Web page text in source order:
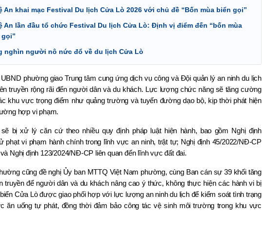
An khai mạc Festival Du lịch Cửa Lò 2026 với chủ đề “Bốn mùa biển gọi”
An lần đầu tổ chức Festival Du lịch Cửa Lò: Định vị điểm đến “bốn mùa
nghìn người nô nức đổ về du lịch Cửa Lò
phường giao Trung tâm cung ứng dịch vụ công và Đội quản lý an ninh du lịch
truyền rộng rãi đến người dân và du khách. Lực lượng chức năng sẽ tăng cường
khu vực trọng điểm như quảng trường và tuyến đường dạo bộ, kịp thời phát hiện
hợp vi phạm.
bị xử lý căn cứ theo nhiều quy định pháp luật hiện hành, bao gồm Nghị định
phạt vi phạm hành chính trong lĩnh vực an ninh, trật tự; Nghị định 45/2022/NĐ-CP
Nghị định 123/2024/NĐ-CP liên quan đến lĩnh vực đất đai.
cũng đề nghị Ủy ban MTTQ Việt Nam phường, cùng Ban cán sự 39 khối tăng
truyền để người dân và du khách nâng cao ý thức, không thực hiện các hành vi bị
Cửa Lò được giao phối hợp với lực lượng an ninh du lịch để kiểm soát tình trạng
ăn uống tự phát, đồng thời đảm bảo công tác vệ sinh môi trường trong khu vực